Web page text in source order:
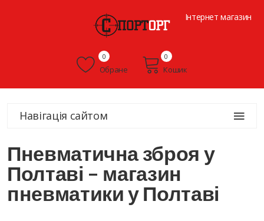
Інтернет магазин
Обране
0
Кошик
0
Навігація сайтом
Пневматична зброя у
Полтаві – магазин
пневматики у Полтаві